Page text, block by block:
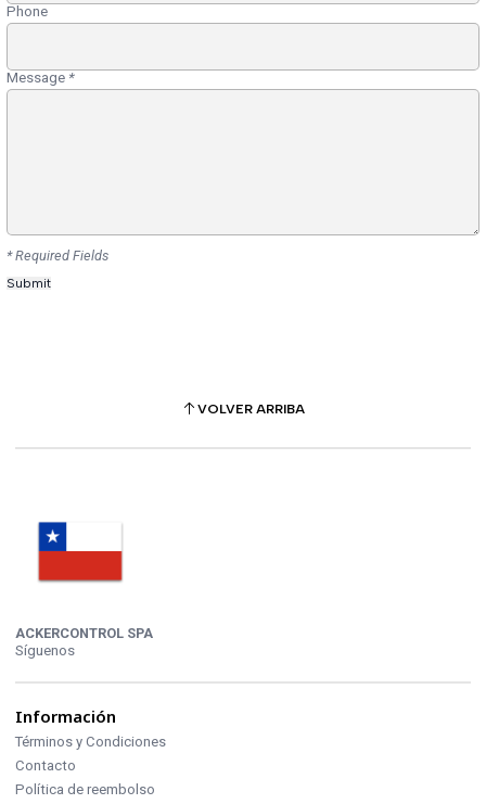
Phone
Message *
* Required Fields
VOLVER ARRIBA
ACKERCONTROL SPA
Síguenos
Información
Términos y Condiciones
Contacto
Política de reembolso